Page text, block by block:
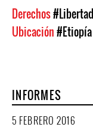
Derechos
Ubicación#Etiopía
INFORMES
5 FEBRERO 2016